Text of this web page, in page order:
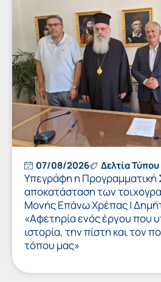
07/08/2026 Δελτία Τύπου
Υπεγράφη η Προγραμματική
αποκατάσταση των
Μονής Επάνω Χρέπας |
«Αφετηρία ενός έργου που
ιστορία, την πίστη και τον
τόπου μας»